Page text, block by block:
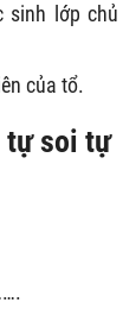
sinh lớp chủ
của tổ.
tự soi tự